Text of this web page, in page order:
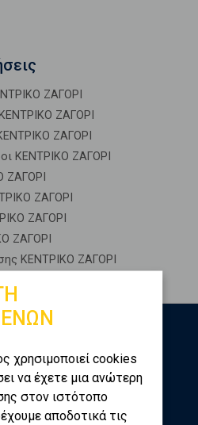
ΖΑΓΟΡΙ
ΖΑΓΟΡΙ
ΖΑΓΟΡΙ
ΚΕΝΤΡΙΚΟ ΖΑΓΟΡΙ
ΖΑΓΟΡΙ
ΖΑΓΟΡΙ
ΖΑΓΟΡΙ
ΖΑΓΟΡΙ
ΚΕΝΤΡΙΚΟ ΖΑΓΟΡΙ
χρησιμοποιεί cookies
να έχετε μια ανώτερη
στον ιστότοπο
αποδοτικά τις
Golden Home για νέα
θέματα της αγοράς